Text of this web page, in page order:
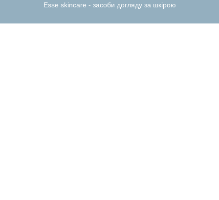
Esse skincare - засоби догляду за шкірою